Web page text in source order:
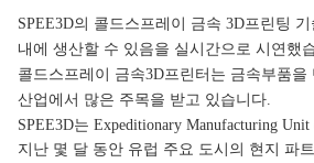
SPEE3D의 콜드스프레이 금속 3D프린팅
내에 생산할 수 있음을 실시간으로 시연했
콜드스프레이 금속3D프린터는 금속부품
산업에서 많은 주목을 받고 있습니다.
SPEE3D는 Expeditionary Manufacturing
지난 몇 달 동안 유럽 주요 도시의 현지 파